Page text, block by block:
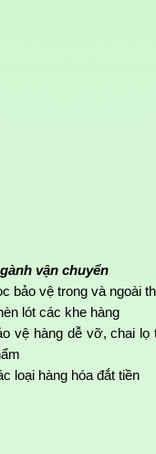
vận chuyển
bảo vệ trong và ngoài
lót các khe hàng
vệ hàng dễ vỡ, chai lọ
loại hàng hóa đắt tiền